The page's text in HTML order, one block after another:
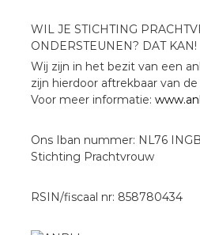
WIL JE STICHTING
ONDERSTEUNEN? DAT KAN!
Wij zijn in het bezit van een
zijn hierdoor aftrekbaar van
Voor meer informatie:
Ons Iban nummer: NL76
Stichting Prachtvrouw
RSIN/fiscaal nr: 858780434